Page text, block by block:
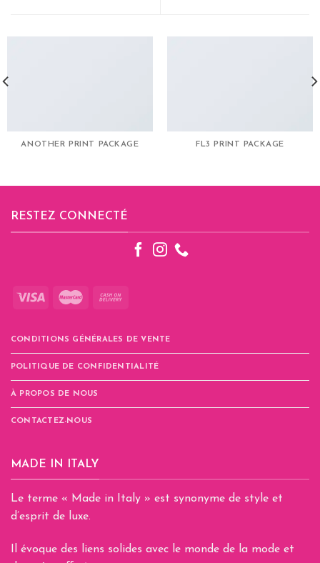
ANOTHER PRINT PACKAGE FL3 PRINT PACKAGE
RESTEZ CONNECTÉ
CONDITIONS GÉNÉRALES DE VENTE
POLITIQUE DE CONFIDENTIALITÉ
À PROPOS DE NOUS
CONTACTEZ-NOUS
MADE IN ITALY
Le terme « Made in Italy » est synonyme de style et
d’esprit de luxe.
Il évoque des liens solides avec le monde de la mode et